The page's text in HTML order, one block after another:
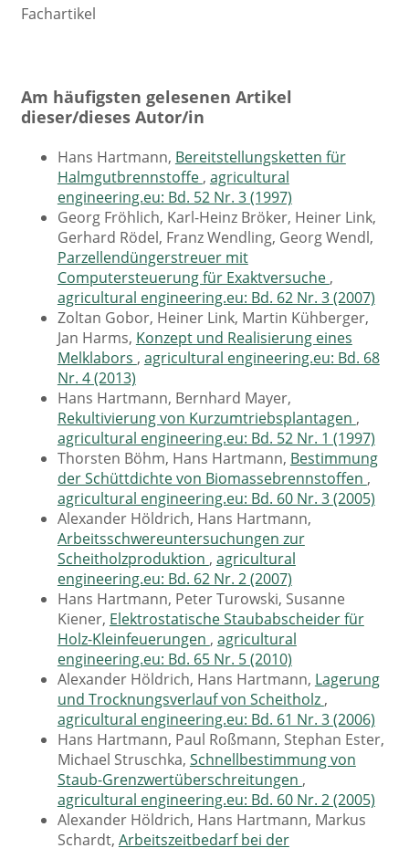
Fachartikel
Am häufigsten gelesenen Artikel
dieser/dieses Autor/in
Hans Hartmann, Bereitstellungsketten für
Halmgutbrennstoffe, agricultural
engineering.eu: Bd. 52 Nr. 3 (1997)
Georg Fröhlich, Karl-Heinz Bröker, Heiner Link,
Gerhard Rödel, Franz Wendling, Georg Wendl,
Parzellendüngerstreuer mit
Computersteuerung für Exaktversuche,
agricultural engineering.eu: Bd. 62 Nr. 3 (2007)
Zoltan Gobor, Heiner Link, Martin Kühberger,
Jan Harms, Konzept und Realisierung eines
Melklabors , agricultural engineering.eu: Bd. 68
Nr. 4 (2013)
Hans Hartmann, Bernhard Mayer,
Rekultivierung von Kurzumtriebsplantagen ,
agricultural engineering.eu: Bd. 52 Nr. 1 (1997)
Thorsten Böhm, Hans Hartmann, Bestimmung
der Schüttdichte von Biomassebrennstoffen ,
agricultural engineering.eu: Bd. 60 Nr. 3 (2005)
Alexander Höldrich, Hans Hartmann,
Arbeitsschwereuntersuchungen zur
Scheitholzproduktion , agricultural
engineering.eu: Bd. 62 Nr. 2 (2007)
Hans Hartmann, Peter Turowski, Susanne
Kiener, Elektrostatische Staubabscheider für
Holz-Kleinfeuerungen , agricultural
engineering.eu: Bd. 65 Nr. 5 (2010)
Alexander Höldrich, Hans Hartmann, Lagerung
und Trocknungsverlauf von Scheitholz,
agricultural engineering.eu: Bd. 61 Nr. 3 (2006)
Hans Hartmann, Paul Roßmann, Stephan Ester,
Michael Struschka, Schnellbestimmung von
Staub-Grenzwertüberschreitungen ,
agricultural engineering.eu: Bd. 60 Nr. 2 (2005)
Alexander Höldrich, Hans Hartmann, Markus
Schardt, Arbeitszeitbedarf bei der